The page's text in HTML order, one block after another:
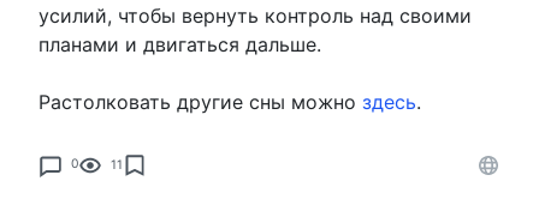
усилий, чтобы вернуть контроль над своими
планами и двигаться дальше.
Растолковать другие сны можно здесь.
0 11